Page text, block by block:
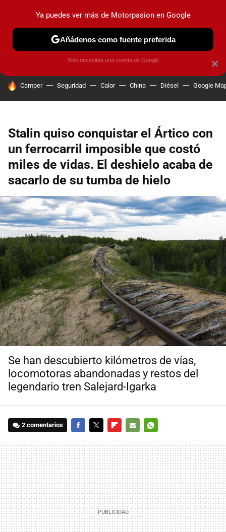
PRUEBAS COCHES ELÉCTRICOS OBSERVATORIO
HOY SE HABLA DE
Camper Seguridad Calor China Diésel Google
Stalin quiso conquistar el Ártico con
un ferrocarril imposible que costó
miles de vidas. El deshielo acaba de
sacarlo de su tumba de hielo
Se han descubierto kilómetros de vías,
locomotoras abandonadas y restos del
legendario tren Salejard-Igarka
2 comentarios
MAIL
×
Ya puedes ver más de Motorpasion en Google
Añádenos como fuente preferida
Solo necesitas una cuenta de Google